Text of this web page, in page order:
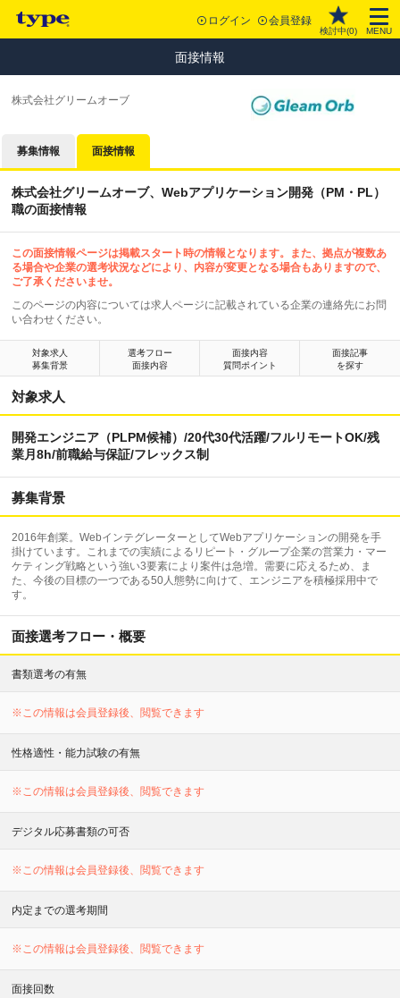
ログイン 会員登録
検討中(0) MENU
面接情報
株式会社グリームオーブ
募集情報 面接情報
株式会社グリームオーブ、Webアプリケーション開発（PM・PL）
職の面接情報
この面接情報ページは掲載スタート時の情報となります。また、拠点が複数あ
る場合や企業の選考状況などにより、内容が変更となる場合もありますので、
ご了承くださいませ。
このページの内容については求人ページに記載されている企業の連絡先にお問
い合わせください。
対象求人
募集背景
選考フロー
面接内容
面接内容
質問ポイント
面接記事
を探す
対象求人
開発エンジニア（PLPM候補）/20代30代活躍/フルリモートOK/残
業月8h/前職給与保証/フレックス制
募集背景
2016年創業。WebインテグレーターとしてWebアプリケーションの開発を手
掛けています。これまでの実績によるリピート・グループ企業の営業力・マー
ケティング戦略という強い3要素により案件は急増。需要に応えるため、ま
た、今後の目標の一つである50人態勢に向けて、エンジニアを積極採用中で
す。
面接選考フロー・概要
書類選考の有無
※この情報は会員登録後、閲覧できます
性格適性・能力試験の有無
※この情報は会員登録後、閲覧できます
デジタル応募書類の可否
※この情報は会員登録後、閲覧できます
内定までの選考期間
※この情報は会員登録後、閲覧できます
面接回数